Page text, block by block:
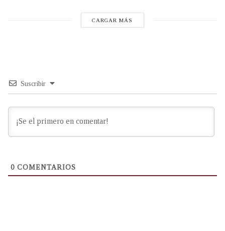
CARGAR MÁS
Suscribir
0 COMENTARIOS